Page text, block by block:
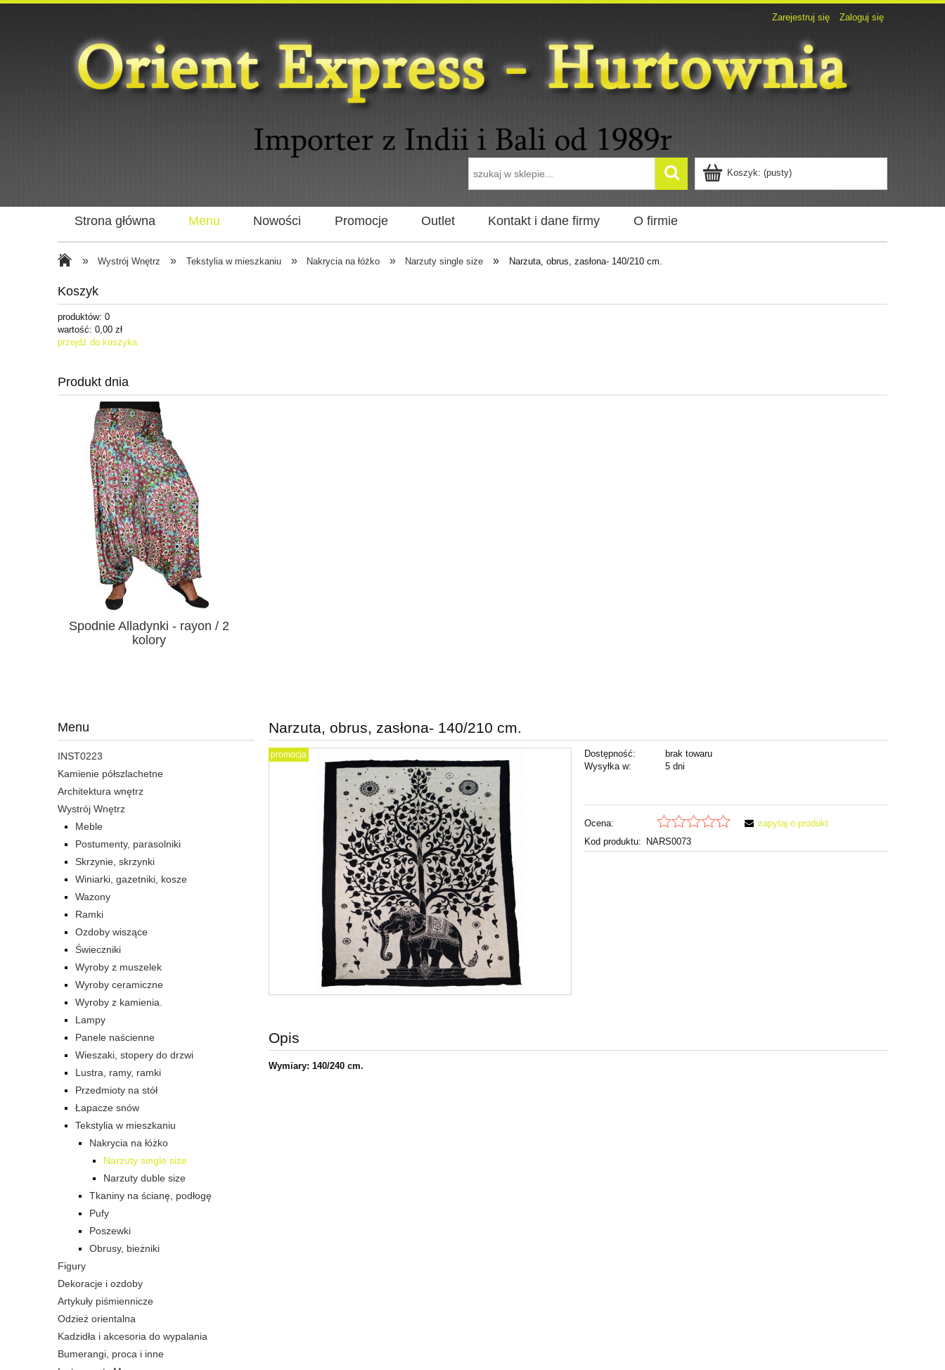
Zarejestruj się Zaloguj się
Koszyk: (pusty)
Strona główna Menu Nowości Promocje Outlet Kontakt i dane firmy O firmie
» Wystrój Wnętrz » Tekstylia w mieszkaniu » Nakrycia na łóżko » Narzuty single size » Narzuta, obrus, zasłona- 140/210 cm.
Koszyk
produktów: 0
wartość: 0,00 zł
przejdź do koszyka
Produkt dnia
Spodnie Alladynki - rayon / 2
kolory
Menu
INST0223
Kamienie półszlachetne
Architektura wnętrz
Wystrój Wnętrz
Meble
Postumenty, parasolniki
Skrzynie, skrzynki
Winiarki, gazetniki, kosze
Wazony
Ramki
Ozdoby wiszące
Świeczniki
Wyroby z muszelek
Wyroby ceramiczne
Wyroby z kamienia.
Lampy
Panele naścienne
Wieszaki, stopery do drzwi
Lustra, ramy, ramki
Przedmioty na stół
Łapacze snów
Tekstylia w mieszkaniu
Nakrycia na łóżko
Narzuty single size
Narzuty duble size
Tkaniny na ścianę, podłogę
Pufy
Poszewki
Obrusy, bieżniki
Figury
Dekoracje i ozdoby
Artykuły piśmiennicze
Odzież orientalna
Kadzidła i akcesoria do wypalania
Bumerangi, proca i inne
Narzuta, obrus, zasłona- 140/210 cm.
promocja Dostępność:
brak towaru
Wysyłka w:
5 dni
Ocena:
Kod produktu:
NARS0073
zapytaj o produkt
Opis
Wymiary: 140/240 cm.